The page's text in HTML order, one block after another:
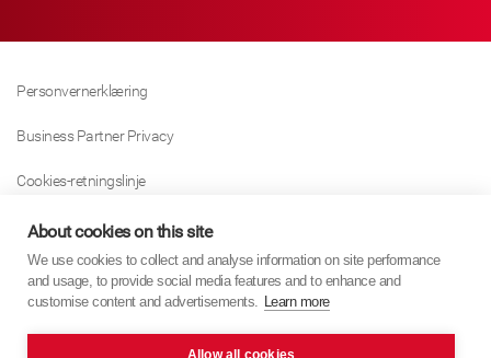
Personvernerklæring
Business Partner Privacy
Cookies-retningslinje
Modern Slavery Act Policy
Tax Strategy
About cookies on this site
We use cookies to collect and analyse information on site performance
and usage, to provide social media features and to enhance and
customise content and advertisements. Learn more
Allow all cookies